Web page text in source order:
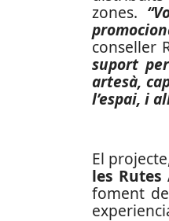
zones.
conseller
suport
artesà,
l’espai, i
El
les Rutes
foment